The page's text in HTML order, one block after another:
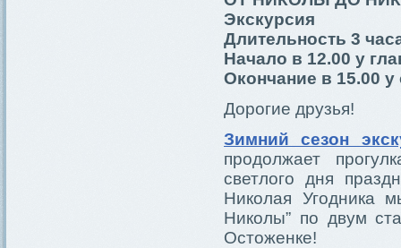
Экскурсия
Длительность 3
Начало в 12.00 у
Окончание в 15.00
Дорогие друзья!
Зимний сезон
продолжает
светлого дня
Николая Угодника
Николы” по двум
Остоженке!